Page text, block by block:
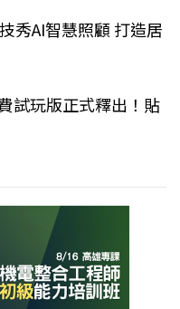
秀AI智慧照顧 打造居
試玩版正式釋出！貼